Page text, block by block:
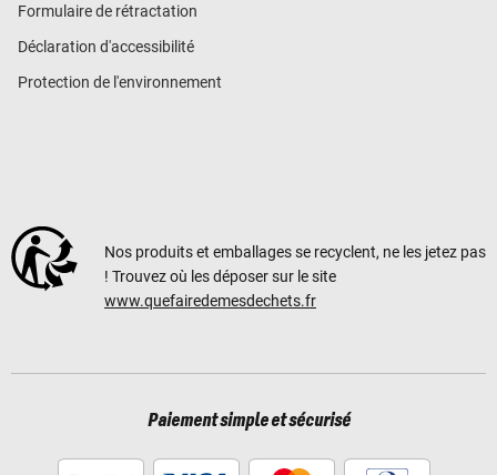
Formulaire de rétractation
Déclaration d'accessibilité
Protection de l'environnement
Nos produits et emballages se recyclent, ne les jetez pas
! Trouvez où les déposer sur le site
www.quefairedemesdechets.fr
Paiement simple et sécurisé